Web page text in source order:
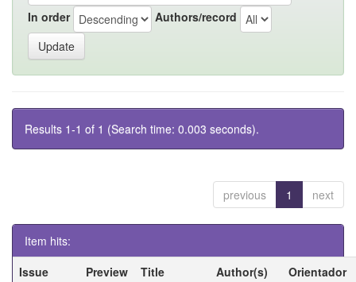
In order Authors/record
Results 1-1 of 1 (Search time: 0.003 seconds).
previous 1 next
Item hits:
Issue
Preview Title Author(s) Orientador